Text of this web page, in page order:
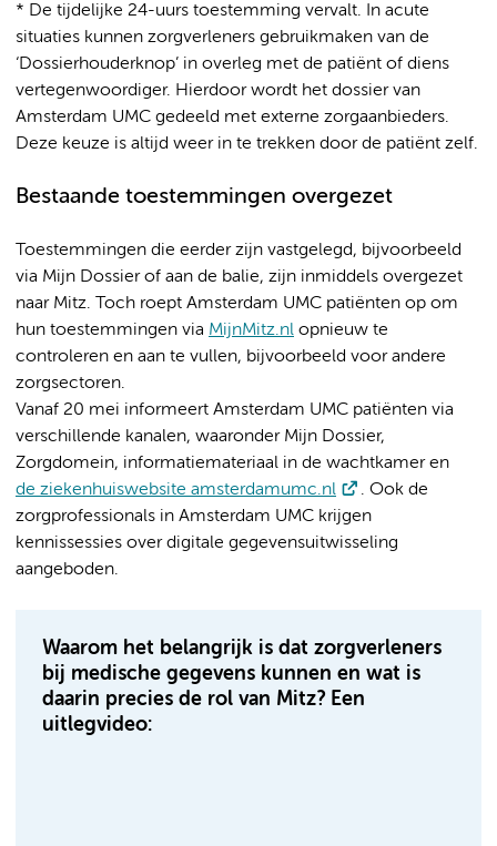
* De tijdelijke 24-uurs toestemming vervalt. In acute
situaties kunnen zorgverleners gebruikmaken van de
‘Dossierhouderknop’ in overleg met de patiënt of diens
vertegenwoordiger. Hierdoor wordt het dossier van
Amsterdam UMC gedeeld met externe zorgaanbieders.
Deze keuze is altijd weer in te trekken door de patiënt zelf.
Bestaande toestemmingen overgezet
Toestemmingen die eerder zijn vastgelegd, bijvoorbeeld
via Mijn Dossier of aan de balie, zijn inmiddels overgezet
naar Mitz. Toch roept Amsterdam UMC patiënten op om
hun toestemmingen via MijnMitz.nl opnieuw te
controleren en aan te vullen, bijvoorbeeld voor andere
zorgsectoren.
Vanaf 20 mei informeert Amsterdam UMC patiënten via
verschillende kanalen, waaronder Mijn Dossier,
Zorgdomein, informatiemateriaal in de wachtkamer en
de ziekenhuiswebsite amsterdamumc.nl
. Ook de
zorgprofessionals in Amsterdam UMC krijgen
kennissessies over digitale gegevensuitwisseling
aangeboden.
Waarom het belangrijk is dat zorgverleners
bij medische gegevens kunnen en wat is
daarin precies de rol van Mitz? Een
uitlegvideo: